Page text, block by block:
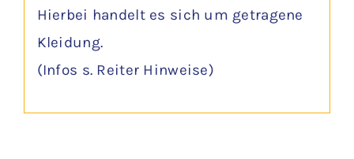
Hierbei handelt es sich um getragene
Kleidung.
(Infos s. Reiter Hinweise)